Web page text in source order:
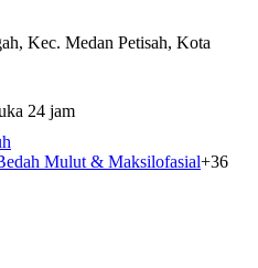
Kec. Medan Petisah, Kota
24 jam
Mulut & Maksilofasial+36